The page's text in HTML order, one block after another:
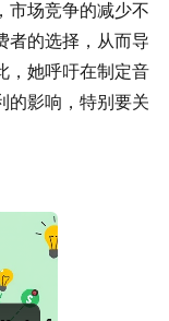
市场竞争的减少不
者的选择，从而导
，她呼吁在制定音
的影响，特别要关